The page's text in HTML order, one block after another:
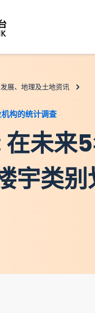
发展、地理及土地资讯
构的统计调查
未来
宇类